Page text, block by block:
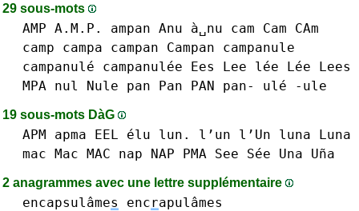
29 sous-mots
AMP A.M.P. ampan Anu à␣nu
cam Cam CAm
camp
campa campan Campan
campanule
campanulé
campanulée Ees Lee lée Lée
Lees
MPA nul Nule pan Pan PAN pan- ulé -ule
19 sous-mots DàG
APM apma EEL élu lun. l’un l’Un
luna Luna
mac Mac MAC
nap NAP PMA See Sée Una Uña
2 anagrammes avec une lettre supplémentaire
encapsulâmes encrapulâmes